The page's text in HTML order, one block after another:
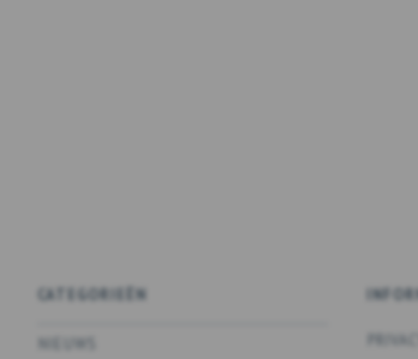
CATEGORIEËN
NIEUWS